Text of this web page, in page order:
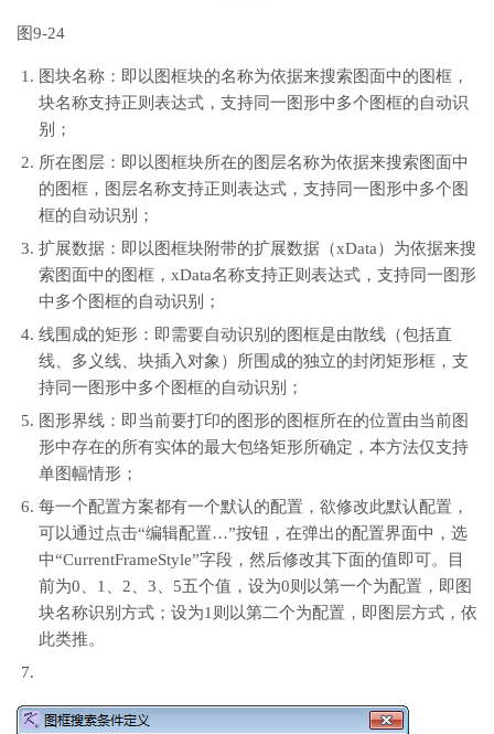
图9-24
图块名称：即以图框块的名称为依据来搜索图面中的图框，
块名称支持正则表达式，支持同一图形中多个图框的自动识
别；
所在图层：即以图框块所在的图层名称为依据来搜索图面中
的图框，图层名称支持正则表达式，支持同一图形中多个图
框的自动识别；
扩展数据：即以图框块附带的扩展数据（xData）为依据来搜
索图面中的图框，xData名称支持正则表达式，支持同一图形
中多个图框的自动识别；
线围成的矩形：即需要自动识别的图框是由散线（包括直
线、多义线、块插入对象）所围成的独立的封闭矩形框，支
持同一图形中多个图框的自动识别；
图形界线：即当前要打印的图形的图框所在的位置由当前图
形中存在的所有实体的最大包络矩形所确定，本方法仅支持
单图幅情形；
每一个配置方案都有一个默认的配置，欲修改此默认配置，
可以通过点击“编辑配置…”按钮，在弹出的配置界面中，选
中“CurrentFrameStyle”字段，然后修改其下面的值即可。目
前为0、1、2、3、5五个值，设为0则以第一个为配置，即图
块名称识别方式；设为1则以第二个为配置，即图层方式，依
此类推。